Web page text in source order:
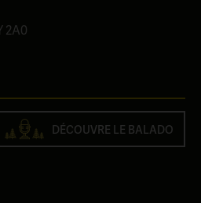
2A0
DÉCOUVRE LE BALADO